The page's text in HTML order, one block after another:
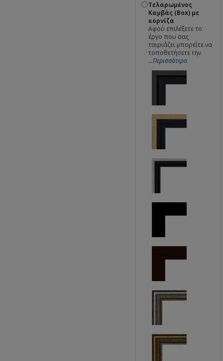
Τελαρωμένος
Καμβάς (Box) με
κορνίζα
Αφού επιλέξετε το
έργο που σας
ταιριάζει μπορείτε να
τοποθετήσετε την
...Περισσότερα